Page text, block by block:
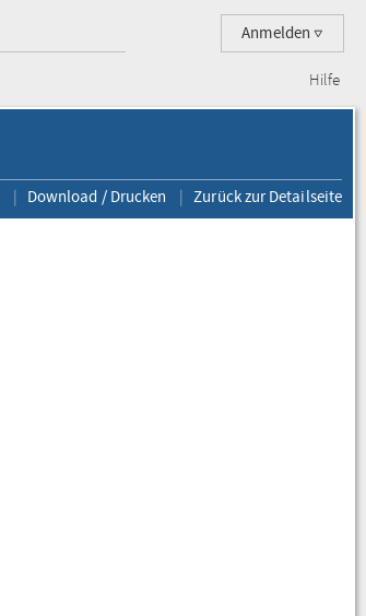
Anmelden
Hilfe
Download / Drucken Zurück zur Detailseite